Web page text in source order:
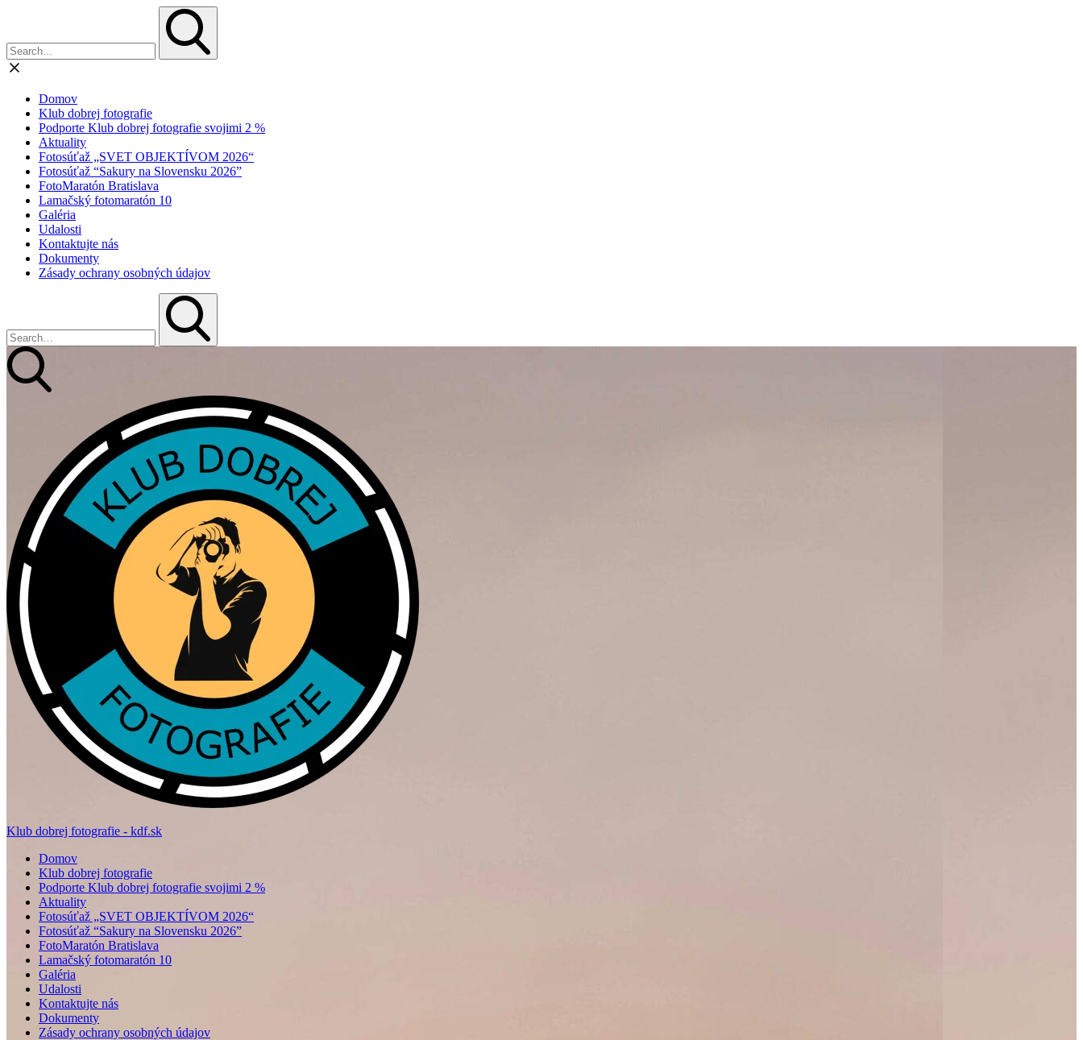
Domov
Klub dobrej fotografie
Podporte Klub dobrej fotografie svojimi 2 %
Aktuality
Fotosúťaž „SVET OBJEKTÍVOM 2026“
Fotosúťaž “Sakury na Slovensku 2026”
FotoMaratón Bratislava
Lamačský fotomaratón 10
Galéria
Udalosti
Kontaktujte nás
Dokumenty
Zásady ochrany osobných údajov
Klub dobrej fotografie - kdf.sk
Domov
Klub dobrej fotografie
Podporte Klub dobrej fotografie svojimi 2 %
Aktuality
Fotosúťaž „SVET OBJEKTÍVOM 2026“
Fotosúťaž “Sakury na Slovensku 2026”
FotoMaratón Bratislava
Lamačský fotomaratón 10
Galéria
Udalosti
Kontaktujte nás
Dokumenty
Zásady ochrany osobných údajov